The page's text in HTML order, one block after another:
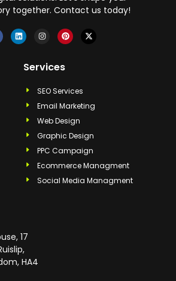
together. Contact us today!
Services
SEO Services
Email Marketing
Web Design
Graphic Design
PPC Campaign
Ecommerce Managment
Social Media Managment
17
HA4